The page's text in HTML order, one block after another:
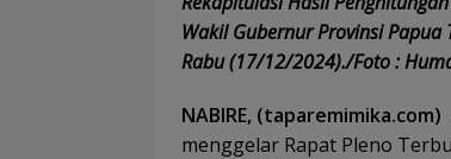
Wakil Gubernur Provinsi
Rabu (17/12/2024)./Foto :
NABIRE, (taparemimika.com)
menggelar Rapat Pleno